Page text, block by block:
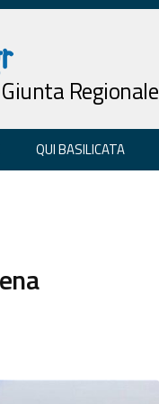
Regionale
QUI BASILICATA